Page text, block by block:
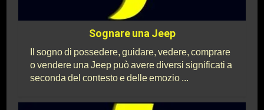
Sognare una Jeep
Il sogno di possedere, guidare, vedere, comprare
o vendere una Jeep può avere diversi significati a
seconda del contesto e delle emozio ...